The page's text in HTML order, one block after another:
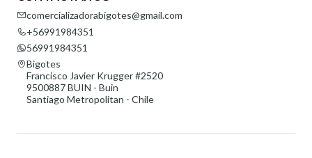
comercializadorabigotes@gmail.com
+56991984351
56991984351
Bigotes
Francisco Javier Krugger #2520
9500887 BUIN - Buin
Santiago Metropolitan - Chile